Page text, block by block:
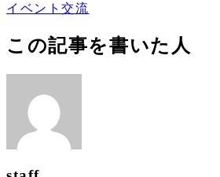
イベント交流
この記事を書いた人